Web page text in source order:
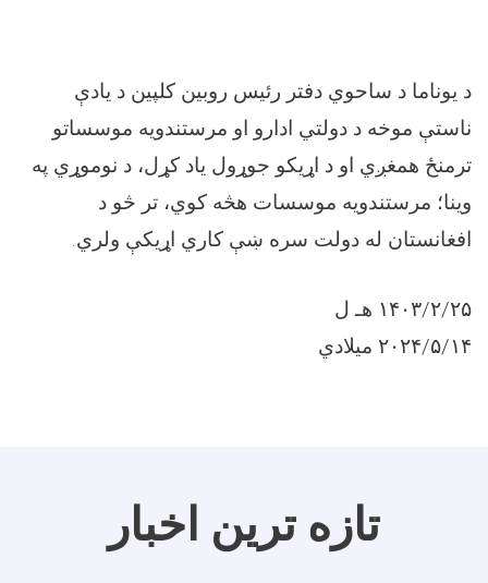
د يوناما د ساحوي دفتر رئيس روبين کلپين د يادې
ناستې موخه د دولتي ادارو او مرستندويه موسساتو
ترمنځ همغږي او د اړيکو جوړول ياد کړل، د نوموړي په
وينا؛ مرستندويه موسسات هڅه کوي، تر څو د
افغانستان له دولت سره ښې کاري اړيکې ولري.
۱۴۰۳/۲/۲۵ هـ ل
۲۰۲۴/۵/۱۴ میلادي
تازه ترین اخبار